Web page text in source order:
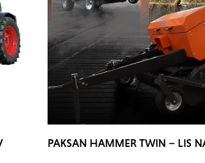
PAKSAN HAMMER TWIN – LIS